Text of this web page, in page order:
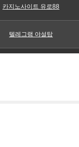
카지노사이트 유로88
텔레그램 야설탑